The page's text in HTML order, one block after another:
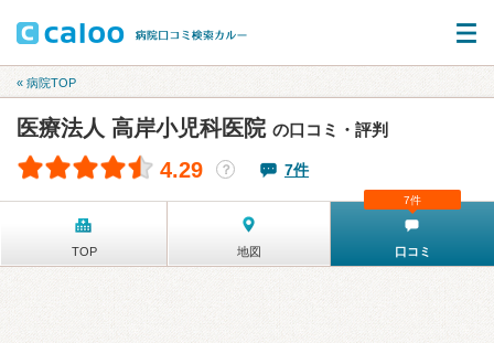
« 病院TOP
医療法人 高岸小児科医院 の口コミ・評判
4.29 ？ 7件
TOP 地図 口コミ
7件